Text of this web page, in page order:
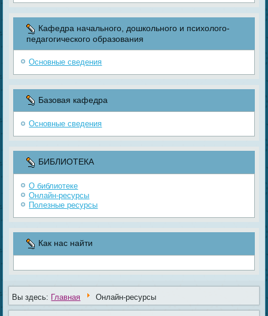
Кафедра начального, дошкольного и психолого-
педагогического образования
Основные сведения
Базовая кафедра
Основные сведения
БИБЛИОТЕКА
О библиотеке
Онлайн-ресурсы
Полезные ресурсы
Как нас найти
Вы здесь: Главная Онлайн-ресурсы